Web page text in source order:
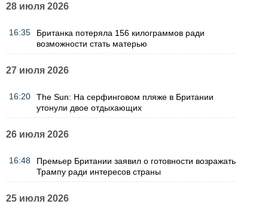
28 июля 2026
16:35
Британка потеряла 156 килограммов ради
возможности стать матерью
27 июля 2026
16:20
The Sun: На серфинговом пляже в Британии
утонули двое отдыхающих
26 июля 2026
16:48
Премьер Британии заявил о готовности возражать
Трампу ради интересов страны
25 июля 2026